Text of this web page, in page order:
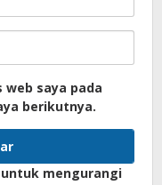
web saya pada
berikutnya.
mengurangi